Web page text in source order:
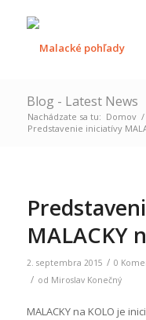
Blog - Latest News
Nachádzate sa tu: Domov /
Predstavenie iniciatívy
MALACKY
2. septembra 2015 / 0
/ od Miroslav Konečný
MALACKY na KOLO je